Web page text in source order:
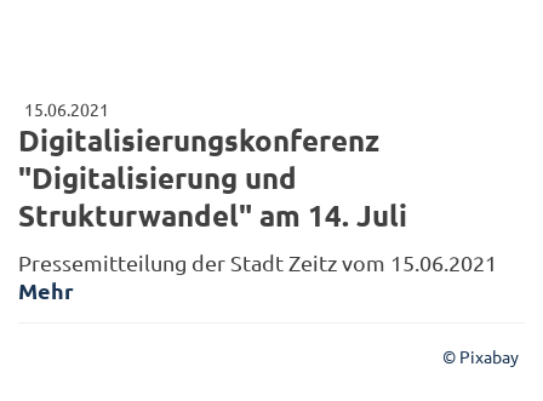
15.06.2021
Digitalisierungskonferenz
"Digitalisierung und
Strukturwandel" am 14. Juli
Pressemitteilung der Stadt Zeitz vom 15.06.2021
Mehr
© Pixabay